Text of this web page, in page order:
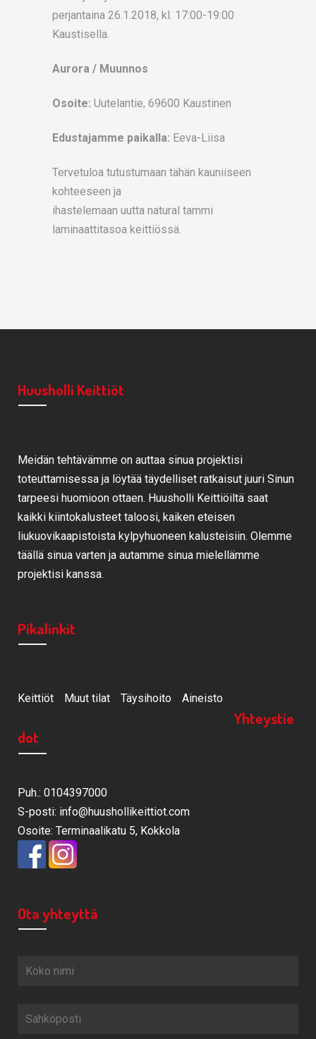
perjantaina 26.1.2018, kl. 17:00-19:00
Kaustisella.
Aurora / Muunnos
Osoite: Uutelantie, 69600 Kaustinen
Edustajamme paikalla: Eeva-Liisa
Tervetuloa tutustumaan tähän kauniiseen
kohteeseen ja
ihastelemaan uutta natural tammi
laminaattitasoa keittiössä.
Huusholli Keittiöt
Meidän tehtävämme on auttaa sinua projektisi
toteuttamisessa ja löytää täydelliset ratkaisut juuri Sinun
tarpeesi huomioon ottaen. Huusholli Keittiöiltä saat
kaikki kiintokalusteet taloosi, kaiken eteisen
liukuovikaapistoista kylpyhuoneen kalusteisiin. Olemme
täällä sinua varten ja autamme sinua mielellämme
projektisi kanssa.
Pikalinkit
Keittiöt Muut tilat Täysihoito Aineisto
Yhteystie
dot
Puh.: 0104397000
S-posti: info@huushollikeittiot.com
Osoite: Terminaalikatu 5, Kokkola
Ota yhteyttä